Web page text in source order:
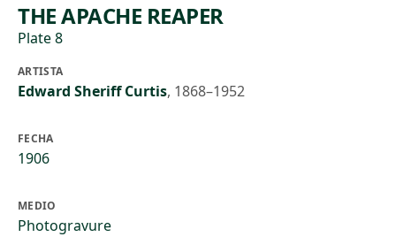
THE APACHE REAPER
Plate 8
ARTISTA
Edward Sheriff Curtis, 1868–1952
FECHA
1906
MEDIO
Photogravure